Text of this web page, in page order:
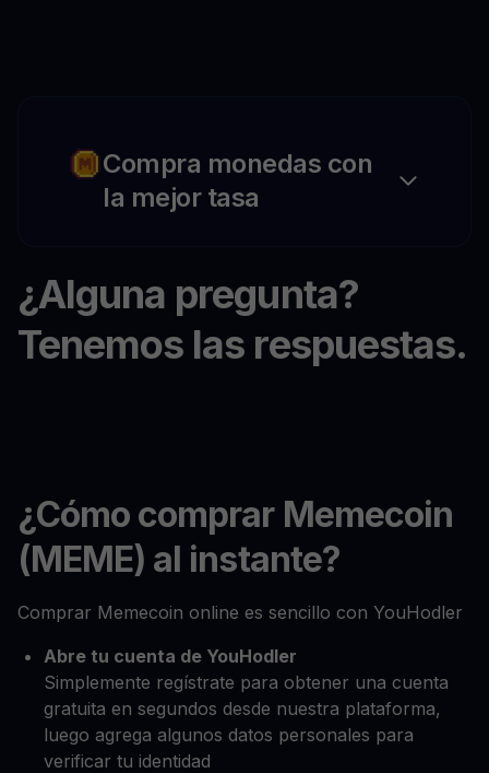
Compra monedas con
la mejor tasa
¿Alguna pregunta?
Tenemos las respuestas.
¿Cómo comprar Memecoin
(MEME) al instante?
Comprar Memecoin online es sencillo con YouHodler
Abre tu cuenta de YouHodler
Simplemente regístrate para obtener una cuenta
gratuita en segundos desde nuestra plataforma,
luego agrega algunos datos personales para
verificar tu identidad